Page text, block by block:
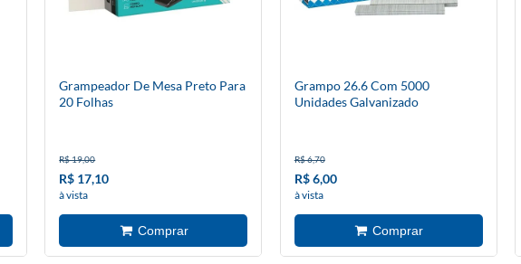
Grampeador De Mesa Preto Para
20 Folhas
R$ 19,00
R$ 17,10
à vista
Grampo 26.6 Com 5000
Unidades Galvanizado
R$ 6,70
R$ 6,00
à vista